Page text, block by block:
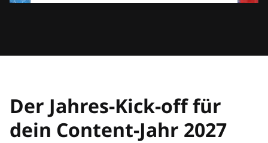
Powered byUsercentrics Consent
Der Jahres-Kick-off für
dein Content-Jahr 2027